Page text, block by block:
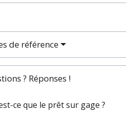
de référence
? Réponses !
ce que le prêt sur gage ?